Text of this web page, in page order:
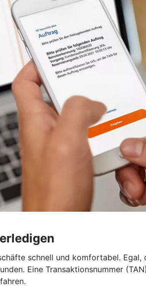
schnell und komfortabel.
Eine Transaktionsnummer